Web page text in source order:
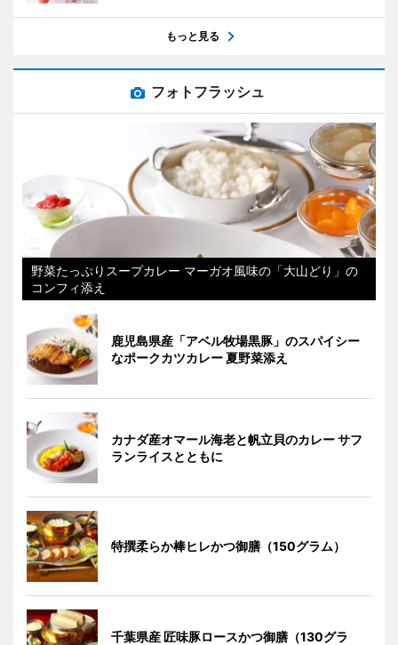
もっと見る
フォトフラッシュ
野菜たっぷりスープカレー マーガオ風味の「大山どり」の
コンフィ添え
鹿児島県産「アベル牧場黒豚」のスパイシー
なポークカツカレー 夏野菜添え
カナダ産オマール海老と帆立貝のカレー サフ
ランライスとともに
特撰柔らか棒ヒレかつ御膳（150グラム）
千葉県産 匠味豚ロースかつ御膳（130グラ